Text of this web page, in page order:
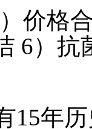
价格
6）抗
15年